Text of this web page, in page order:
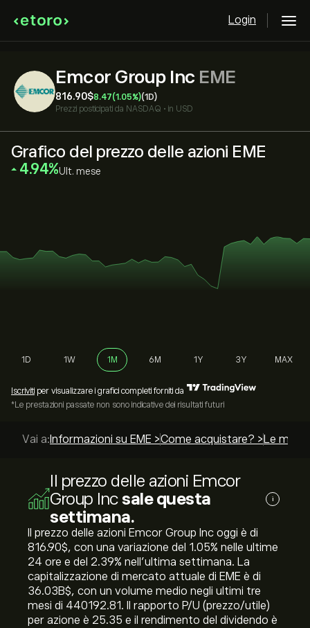
Login
Emcor Group Inc EME
816.90‎$‎8.47(1.05%)(1D)
Prezzi posticipati da NASDAQ • in USD
Grafico del prezzo delle azioni EME
‎4.94‎ Ult. mese
1D 1W 1M 6M 1Y 3Y MAX
Iscriviti per visualizzare i grafici completi forniti da
*Le prestazioni passate non sono indicative dei risultati futuri
Vai a: Informazioni su EME >Come acquistare? > Le
Il prezzo delle azioni Emcor
Group Incsale questa
settimana.
i
Il prezzo delle azioni Emcor Group Inc oggi è di
816.90‎$‎, con una variazione del ‎1.05‎% nelle ultime
24 ore e del ‎2.39‎% nell'ultima settimana. La
capitalizzazione di mercato attuale di EME è di
36.03B‎$‎, con un volume medio negli ultimi tre
mesi di 440192.81. Il rapporto P/U (prezzo/utile)
per azione è 25.35 e il rendimento del dividendo è